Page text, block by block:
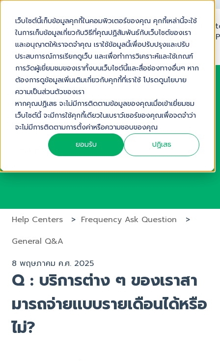
เว็บไซต์นี้เก็บข้อมูลคุกกี้ในคอมพิวเตอร์ของคุณ คุกกี้เหล่านี้จะใช้
ในการเก็บข้อมูลเกี่ยวกับวิธีที่คุณปฏิสัมพันธ์กับเว็บไซต์ของเรา
และอนุญาตให้เราจดจำคุณ เราใช้ข้อมูลนี้เพื่อปรับปรุงและปรับ
ประสบการณ์การเรียกดูเว็บ และเพื่อทำการวิเคราะห์และใช้เกณฑ์
การวัดผู้เยี่ยมชมของเราทั้งบนเว็บไซต์นี้และสื่อช่องทางอื่นๆ หาก
ต้องการดูข้อมูลเพิ่มเติมเกี่ยวกับคุกกี้ที่เราใช้ โปรดดูนโยบาย
ความเป็นส่วนตัวของเรา
หากคุณปฏิเสธ จะไม่มีการติดตามข้อมูลของคุณเมื่อเข้าเยี่ยมชม
เว็บไซต์นี้ จะมีการใช้คุกกี้เดียวในเบราว์เซอร์ของคุณเพื่อจดจำว่า
จะไม่มีการติดตามการตั้งค่าหรือความชอบของคุณ
ยอมรับ
ปฏิเสธ
Home
Help
Center
Support
Request
Facebook
User
Group
มีอะไรให้เราช่วยคุณได้บ้าง
Help Centers
Frequency Ask Question
General Q&A
8 พฤษภาคม ค.ศ. 2025
Q : บริการต่าง ๆ ของเราสา
มารถจ่ายเเบบรายเดือนได้หรือ
ไม่?